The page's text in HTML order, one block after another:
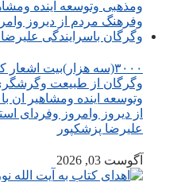
۳۰۰۰(سه هزار)بیت
وگرگان از طبیعت
وتوسعه اینده ومشاهیر ان
از دیروز وامروز وفردای
علیرضا پزشکپور
آگوست 03, 2026